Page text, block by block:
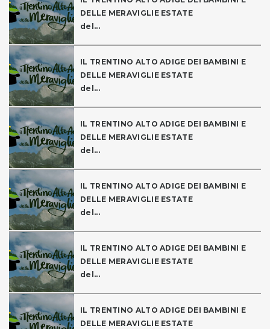
DELLE MERAVIGLIE ESTATE
del...
IL TRENTINO ALTO ADIGE DEI BAMBINI E
DELLE MERAVIGLIE ESTATE
del...
IL TRENTINO ALTO ADIGE DEI BAMBINI E
DELLE MERAVIGLIE ESTATE
del...
IL TRENTINO ALTO ADIGE DEI BAMBINI E
DELLE MERAVIGLIE ESTATE
del...
IL TRENTINO ALTO ADIGE DEI BAMBINI E
DELLE MERAVIGLIE ESTATE
del...
IL TRENTINO ALTO ADIGE DEI BAMBINI E
DELLE MERAVIGLIE ESTATE